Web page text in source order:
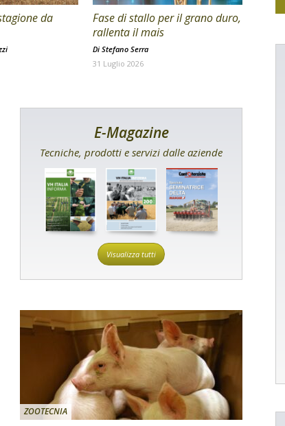
da
Fase di stallo per il grano duro,
rallenta il mais
Di Stefano Serra
31 Luglio 2026
E-Magazine
Tecniche, prodotti e servizi dalle aziende
Visualizza tutti
ZOOTECNIA